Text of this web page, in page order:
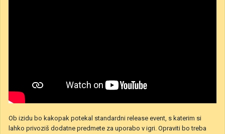
Ob izidu bo kakopak potekal standardni release event, s katerim si
lahko privoziš dodatne predmete za uporabo v igri. Opraviti bo treba